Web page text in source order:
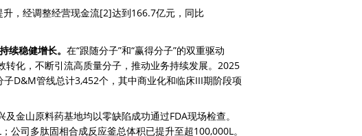
，经调整经营现金流[2]达到166.7亿元，同比
续稳健增长。 在“跟随分子”和“赢得分子”的双重驱动
化，不断引流高质量分子，推动业务持续发展。2025
D&M管线总计3,452个，其中商业化和临床III期阶段项
金山原料药基地均以零缺陷成功通过FDA现场检查。
司多肽固相合成反应釜总体积已提升至超100,000L。